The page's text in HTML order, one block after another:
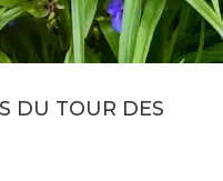
DU TOUR DES